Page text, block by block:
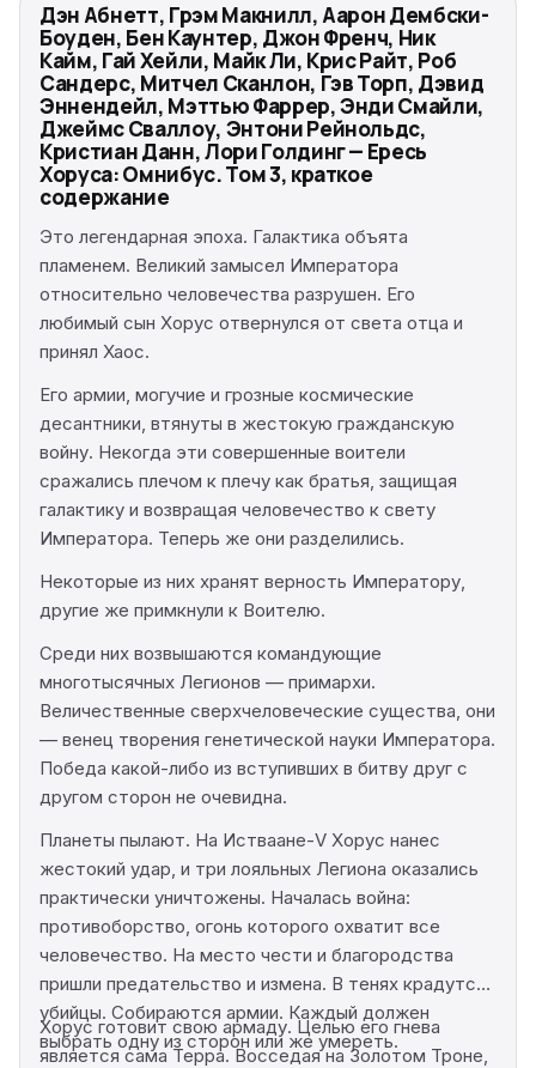
Дэн Абнетт, Грэм Макнилл, Аарон Дембски-
Боуден, Бен Каунтер, Джон Френч, Ник
Кайм, Гай Хейли, Майк Ли, Крис Райт, Роб
Сандерс, Митчел Сканлон, Гэв Торп, Дэвид
Эннендейл, Мэттью Фаррер, Энди Смайли,
Джеймс Сваллоу, Энтони Рейнольдс,
Кристиан Данн, Лори Голдинг — Ересь
Хоруса: Омнибус. Том 3, краткое
содержание
Это легендарная эпоха. Галактика объята
пламенем. Великий замысел Императора
относительно человечества разрушен. Его
любимый сын Хорус отвернулся от света отца и
принял Хаос.
Его армии, могучие и грозные космические
десантники, втянуты в жестокую гражданскую
войну. Некогда эти совершенные воители
сражались плечом к плечу как братья, защищая
галактику и возвращая человечество к свету
Императора. Теперь же они разделились.
Некоторые из них хранят верность Императору,
другие же примкнули к Воителю.
Среди них возвышаются командующие
многотысячных Легионов — примархи.
Величественные сверхчеловеческие существа, они
— венец творения генетической науки Императора.
Победа какой-либо из вступивших в битву друг с
другом сторон не очевидна.
Планеты пылают. На Истваане-V Хорус нанес
жестокий удар, и три лояльных Легиона оказались
практически уничтожены. Началась война:
противоборство, огонь которого охватит все
человечество. На место чести и благородства
пришли предательство и измена. В тенях крадутся
убийцы. Собираются армии. Каждый должен
выбрать одну из сторон или же умереть.
Хорус готовит свою армаду. Целью его гнева
является сама Терра. Восседая на Золотом Троне,